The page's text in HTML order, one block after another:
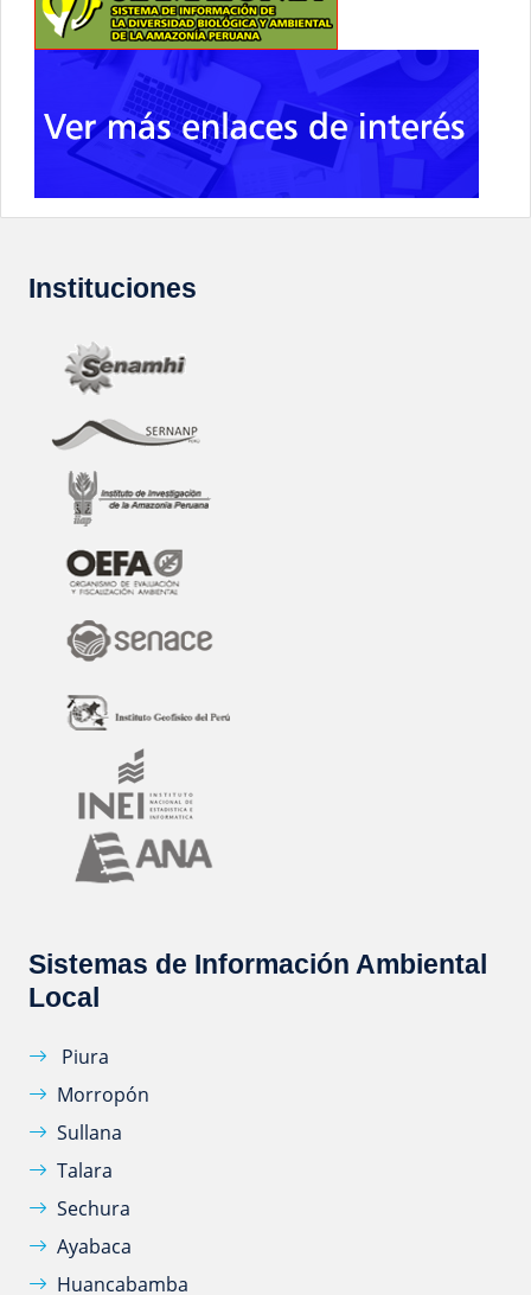
Instituciones
Sistemas de Información Ambiental
Local
Piura
Morropón
Sullana
Talara
Sechura
Ayabaca
Huancabamba